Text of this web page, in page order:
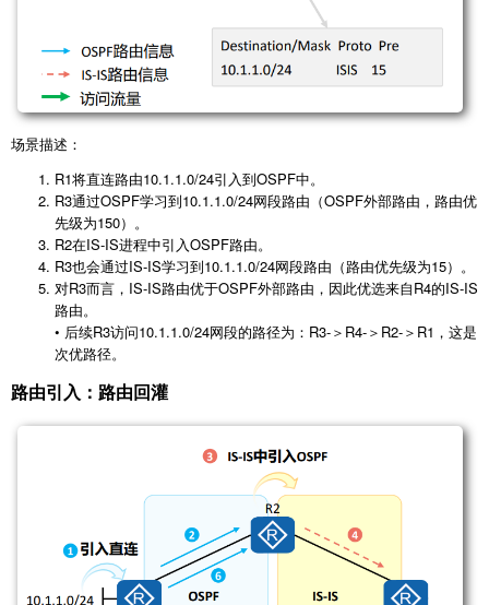
场景描述：
R1将直连路由10.1.1.0/24引入到OSPF中。
R3通过OSPF学习到10.1.1.0/24网段路由（OSPF外部路由，路由优
先级为150）。
R2在IS-IS进程中引入OSPF路由。
R3也会通过IS-IS学习到10.1.1.0/24网段路由（路由优先级为15）。
对R3而言，IS-IS路由优于OSPF外部路由，因此优选来自R4的IS-IS
路由。
• 后续R3访问10.1.1.0/24网段的路径为：R3-＞R4-＞R2-＞R1，这是
次优路径。
路由引入：路由回灌